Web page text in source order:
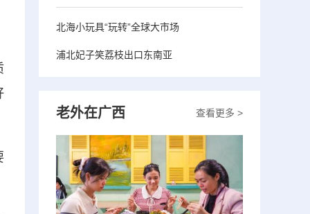
北海小玩具“玩转”全球大市场
浦北妃子笑荔枝出口东南亚
查看更多 >
老外在广西